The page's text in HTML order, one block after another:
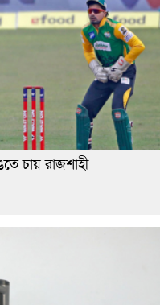
চায় রাজশাহী